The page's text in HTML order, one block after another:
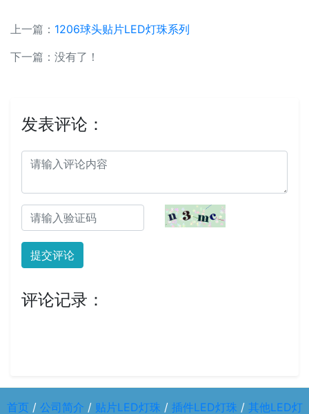
上一篇： 1206球头贴片LED灯珠系列
下一篇：没有了！
发表评论：
提交评论
评论记录：
首页 / 公司简介 / 贴片LED灯珠 / 插件LED灯珠 / 其他LED灯